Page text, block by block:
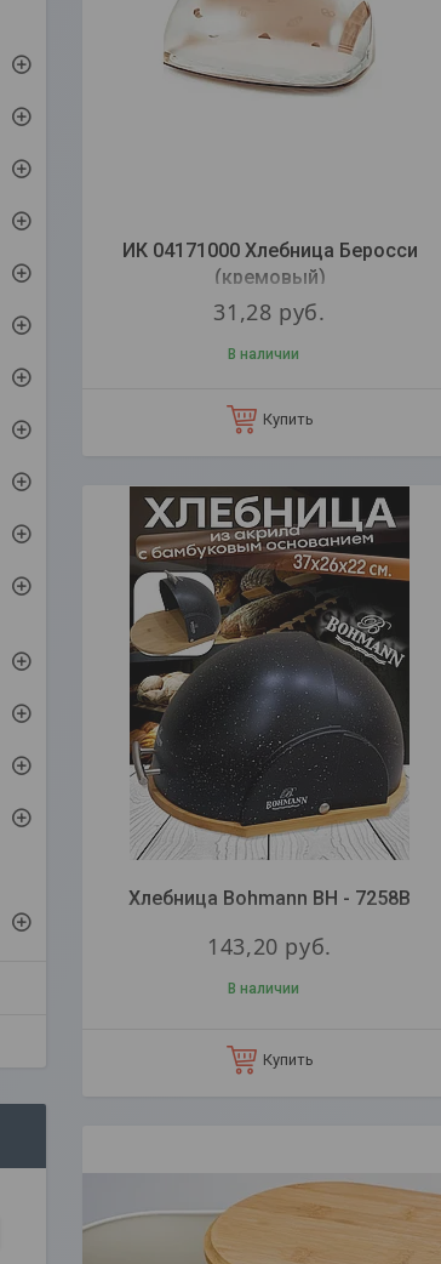
ИК 04171000 Хлебница Беросси
(кремовый)
31,28 руб.
В наличии
Купить
Хлебница Bohmann BH - 7258B
143,20 руб.
В наличии
Купить